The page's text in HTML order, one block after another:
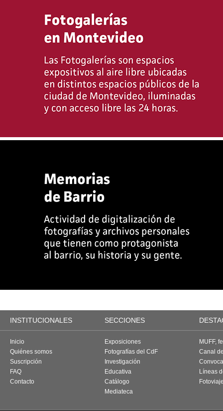
INSTITUCIONALES SECCIONES
Inicio
Quiénes somos
Suscripción
FAQ
Contacto
Exposiciones
Fotografías del CdF
Investigación
Educativa
Catálogo
Mediateca
MUFF,
Canal
Líneas